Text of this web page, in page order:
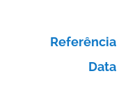
Referência
Data